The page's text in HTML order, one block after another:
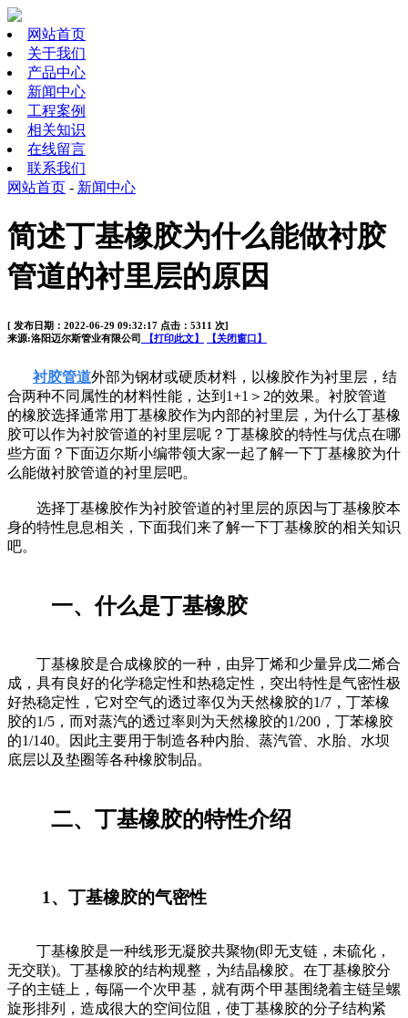
网站首页
关于我们
产品中心
新闻中心
工程案例
相关知识
在线留言
联系我们
网站首页 - 新闻中心
简述丁基橡胶为什么能做衬胶
管道的衬里层的原因
[ 发布日期：2022-06-29 09:32:17 点击：5311 次]
来源:洛阳迈尔斯管业有限公司
【打印此文】 【关闭窗口】
衬胶管道外部为钢材或硬质材料，以橡胶作为衬里层，结
合两种不同属性的材料性能，达到1+1＞2的效果。衬胶管道
的橡胶选择通常用丁基橡胶作为内部的衬里层，为什么丁基橡
胶可以作为衬胶管道的衬里层呢？丁基橡胶的特性与优点在哪
些方面？下面迈尔斯小编带领大家一起了解一下丁基橡胶为什
么能做衬胶管道的衬里层吧。
选择丁基橡胶作为衬胶管道的衬里层的原因与丁基橡胶本
身的特性息息相关，下面我们来了解一下丁基橡胶的相关知识
吧。
一、什么是丁基橡胶
丁基橡胶是合成橡胶的一种，由异丁烯和少量异戊二烯合
成，具有良好的化学稳定性和热稳定性，突出特性是气密性极
好热稳定性，它对空气的透过率仅为天然橡胶的1/7，丁苯橡
胶的1/5，而对蒸汽的透过率则为天然橡胶的1/200，丁苯橡胶
的1/140。因此主要用于制造各种内胎、蒸汽管、水胎、水坝
底层以及垫圈等各种橡胶制品。
二、丁基橡胶的特性介绍
1、丁基橡胶的气密性
丁基橡胶是一种线形无凝胶共聚物(即无支链，未硫化，
无交联)。丁基橡胶的结构规整，为结晶橡胶。在丁基橡胶分
子的主链上，每隔一个次甲基，就有两个甲基围绕着主链呈螺
旋形排列，造成很大的空间位阻，使丁基橡胶的分子结构紧